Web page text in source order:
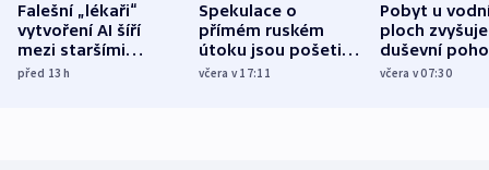
Falešní „lékaři“
vytvoření AI šíří
mezi staršími
Poláky nebezpečné
před 13h
Spekulace o
přímém ruském
útoku jsou pošetilé,
míní estonský
včera v 17:11
Pobyt u
ploch zvyšuje
duševní
ukázala
včera v 07:30